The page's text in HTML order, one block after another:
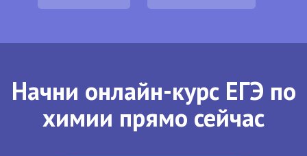
Начни онлайн-курс ЕГЭ по
химии прямо сейчас